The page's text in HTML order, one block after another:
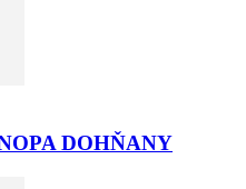
DOHŇANY